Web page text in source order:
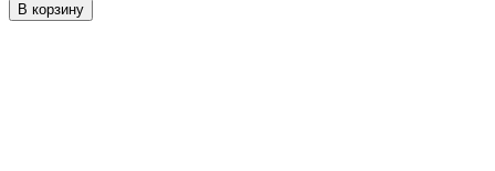
В корзину